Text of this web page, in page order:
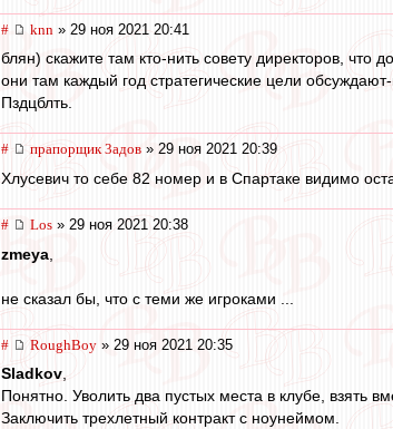
# knn » 29 ноя 2021 20:41
блян) скажите там кто-нить совету директоров, что
они там каждый год стратегические цели
Пздцблть.
# прапорщик 3адoв » 29 ноя 2021 20:39
Хлусевич то себе 82 номер и в Спартаке видимо
# Los » 29 ноя 2021 20:38
zmeya
не сказал бы, что с теми же игроками ...
# RoughBoy » 29 ноя 2021 20:35
Sladkov,
Понятно. Уволить два пустых места в клубе, взять
Заключить трехлетный контракт с ноунеймом.